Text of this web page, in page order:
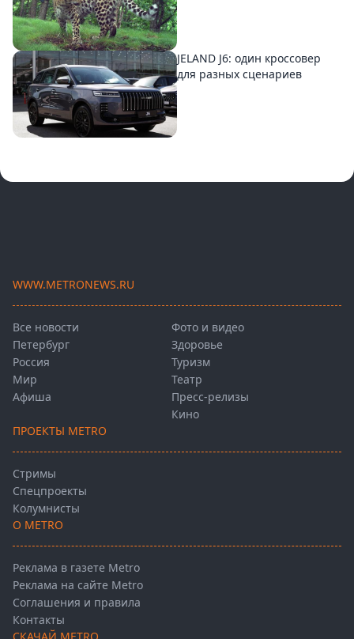
JELAND J6: один кроссовер
для разных сценариев
WWW.METRONEWS.RU
Все новости
Петербург
Россия
Мир
Афиша
Фото и видео
Здоровье
Туризм
Театр
Пресс-релизы
Кино
ПРОЕКТЫ METRO
Стримы
Спецпроекты
Колумнисты
О METRO
Реклама в газете Metro
Реклама на сайте Metro
Соглашения и правила
Контакты